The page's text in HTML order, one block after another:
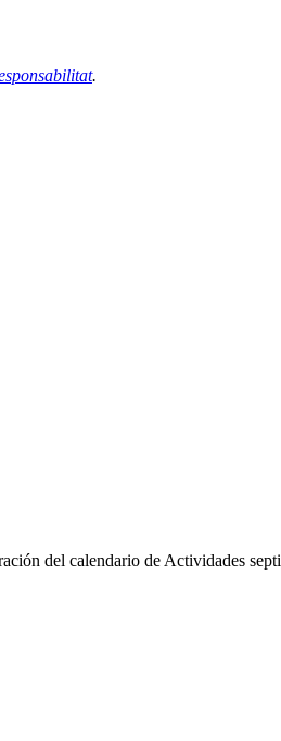
.
del calendario de Actividades